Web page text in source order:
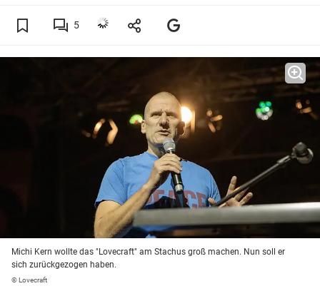
5
Michi Kern wollte das "Lovecraft" am Stachus groß machen. Nun soll er
sich zurückgezogen haben.
© Lovecraft